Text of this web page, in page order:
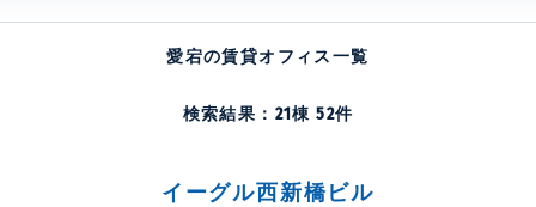
愛宕の賃貸オフィス一覧
検索結果： 21棟52件
イーグル西新橋ビル